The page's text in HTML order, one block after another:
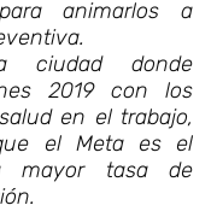
animarlos a
ciudad donde
2019 con los
en el trabajo,
el Meta es el
mayor tasa de